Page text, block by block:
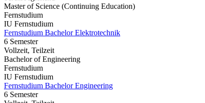
Master of Science (Continuing Education)
Fernstudium
IU Fernstudium
Fernstudium Bachelor Elektrotechnik
6 Semester
Vollzeit, Teilzeit
Bachelor of Engineering
Fernstudium
IU Fernstudium
Fernstudium Bachelor Engineering
6 Semester